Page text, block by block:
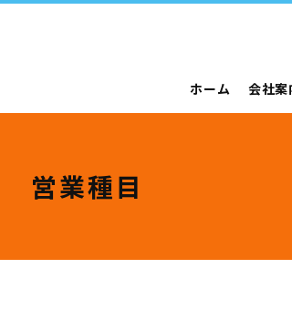
ホーム 会社案
営業種目